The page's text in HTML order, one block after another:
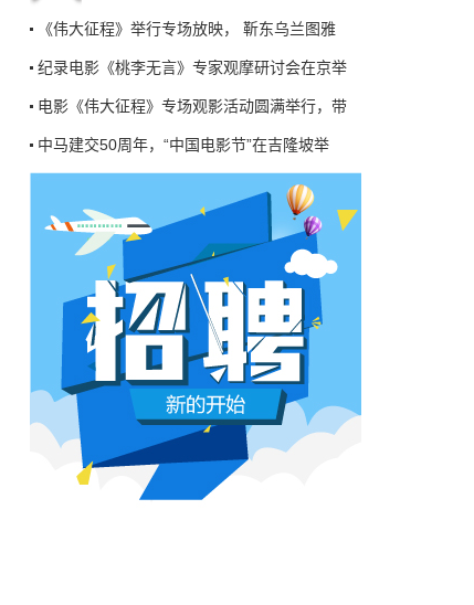
钱去哪了？
画，类型挺全。刘烨的《四渡》、皮克斯的
《玩具总动员5》、谢苗的《火遮眼》，该有的
牌都亮出来了。
6月27日 10:01:00
7万部AI短剧一夜下架，广电总局这次是
动真格的
6月24日，广电总局官网挂出了一份文件。没
有发布会，没有吹风会。就这么安安静静地，
把《微短剧发展管理办法（征求意见稿）》摆
到了所有人面前。
本网原创
6月26日 10:03:00
影视行业冷透了：167个人抢一个活，
顶流演员台上求工作
董子健领奖的时候说："我还是演员董子健，有
合适的角色可以找我，档期很空。"刘昊然在台
电影《爸爸，让我再爱你一次》北京慈善公映
《伟大征程》举行专场放映， 靳东乌兰图雅
纪录电影《桃李无言》专家观摩研讨会在京举